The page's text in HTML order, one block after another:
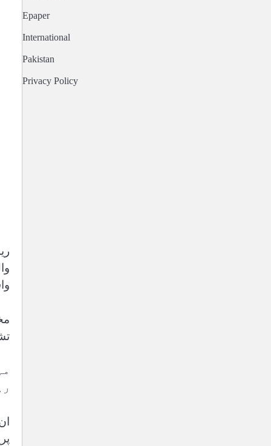
Epaper
International
Pakistan
Privacy Policy